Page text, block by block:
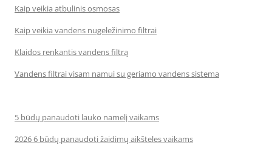
Kaip veikia atbulinis osmosas
Kaip veikia vandens nugeležinimo filtrai
Klaidos renkantis vandens filtrą
Vandens filtrai visam namui su geriamo vandens sistema
5 būdų panaudoti lauko namelį vaikams
2026 6 būdų panaudoti žaidimų aikšteles vaikams